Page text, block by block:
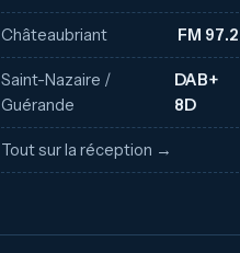
Châteaubriant FM 97.2
Saint-Nazaire /
Guérande
DAB+
8D
Tout sur la réception →